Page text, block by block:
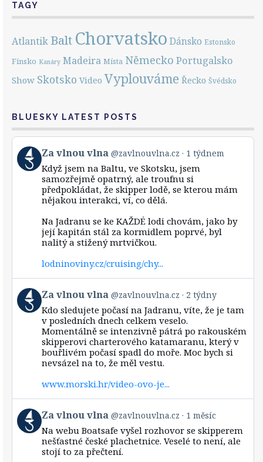
TAGY
Atlantik Balt Chorvatsko Dánsko Estonsko
Finsko Kanáry Madeira Místa Německo Portugalsko
Show Skotsko Video Vyplouváme Řecko Švédsko
BLUESKY LATEST POSTS
View
post
by
Bluesky
Za vlnou vlna @zavlnouvlna.cz 1 týdnem
Když jsem na Baltu, ve Skotsku, jsem
samozřejmě opatrný, ale troufnu si
předpokládat, že skipper lodě, se kterou mám
nějakou interakci, ví, co dělá.
Na Jadranu se ke KAŽDÉ lodi chovám, jako by
její kapitán stál za kormidlem poprvé, byl
nalitý a stižený mrtvičkou.
lodninoviny.cz/cruising/chy...
View
post
by
Bluesky
Za vlnou vlna @zavlnouvlna.cz 2 týdny
Kdo sledujete počasí na Jadranu, víte, že je tam
v posledních dnech celkem veselo.
Momentálně se intenzivně pátrá po rakouském
skipperovi charterového katamaranu, který v
bouřlivém počasí spadl do moře. Moc bych si
nevsázel na to, že měl vestu.
www.morski.hr/video-ovo-je...
View
post
by
Za vlnou vlna @zavlnouvlna.cz 1 měsíc
Na webu Boatsafe vyšel rozhovor se skipperem
nešťastné české plachetnice. Veselé to není, ale
stojí to za přečtení.